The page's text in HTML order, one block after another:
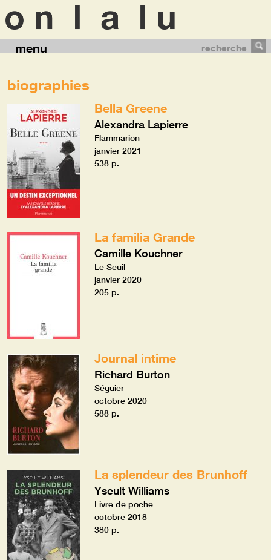
menu recherche
biographies
Bella Greene
Alexandra Lapierre
Flammarion
janvier 2021
538 p.
La familia Grande
Camille Kouchner
Le Seuil
janvier 2020
205 p.
Journal intime
Richard Burton
Séguier
octobre 2020
588 p.
La splendeur des Brunhoff
Yseult Williams
Livre de poche
octobre 2018
380 p.